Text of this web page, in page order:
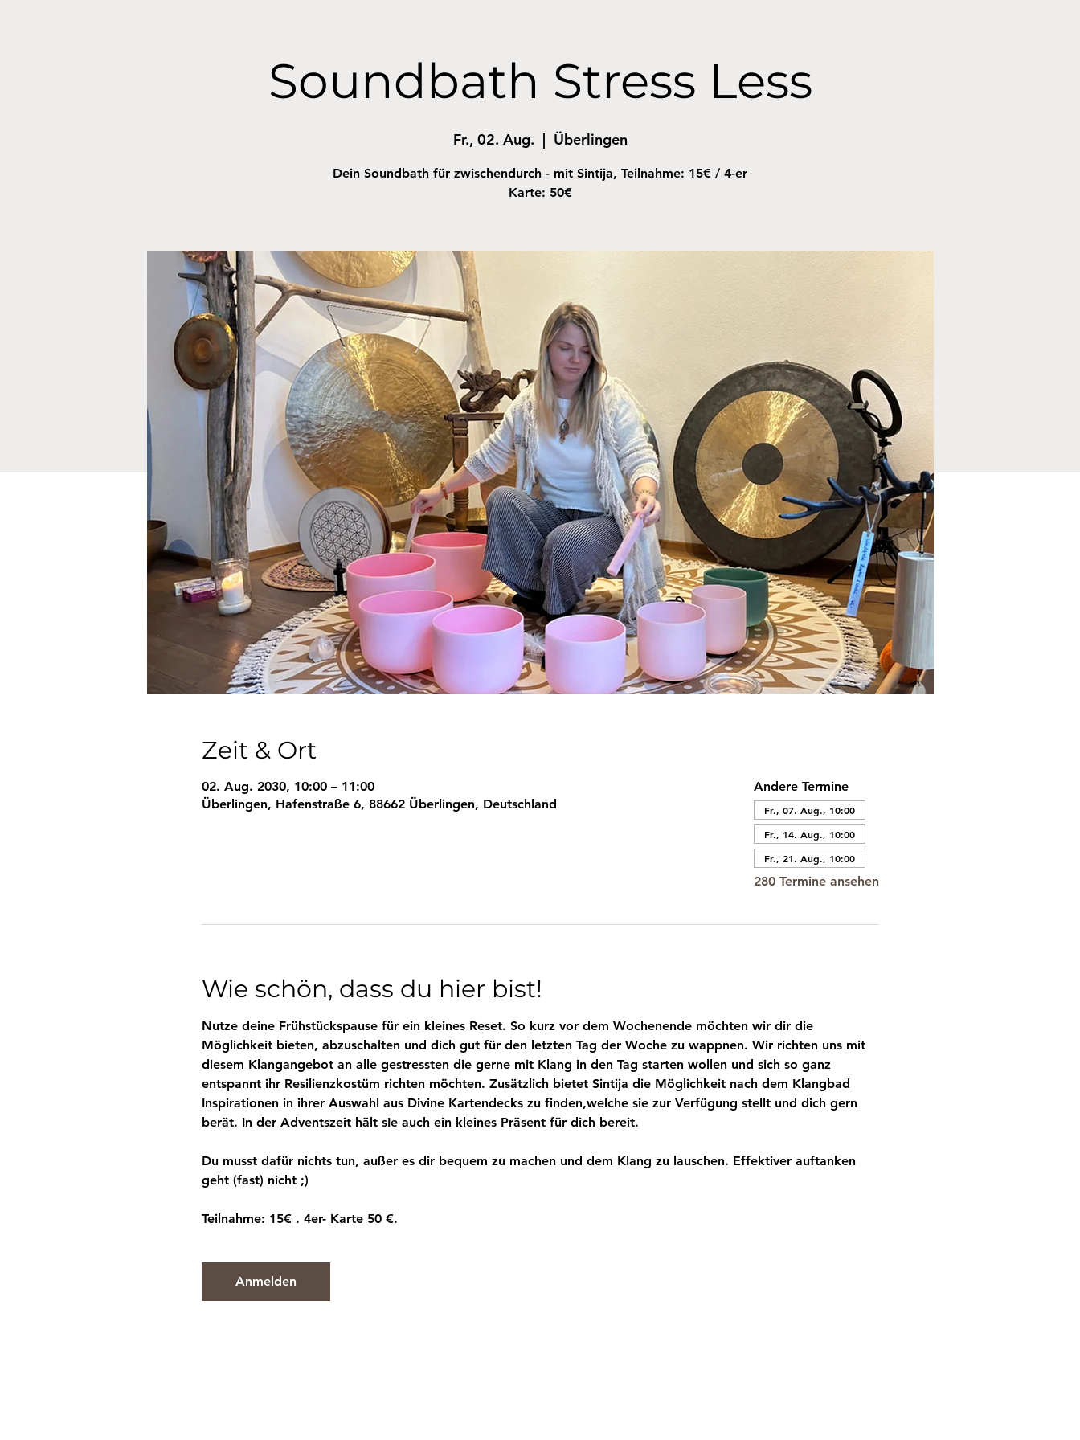
Soundbath Stress Less
Fr., 02. Aug.
  |
Überlingen
Dein Soundbath für zwischendurch - mit Sintija, Teilnahme: 15€ / 4-er
Karte: 50€
Zeit & Ort
02. Aug. 2030, 10:00 – 11:00
Überlingen, Hafenstraße 6, 88662 Überlingen, Deutschland
Andere Termine
Fr., 07. Aug., 10:00
Fr., 14. Aug., 10:00
Fr., 21. Aug., 10:00
280 Termine ansehen
Wie schön, dass du hier bist!
Nutze deine Frühstückspause für ein kleines Reset. So kurz vor dem Wochenende möchten wir dir die
Möglichkeit bieten, abzuschalten und dich gut für den letzten Tag der Woche zu wappnen. Wir richten uns mit
diesem Klangangebot an alle gestressten die gerne mit Klang in den Tag starten wollen und sich so ganz
entspannt ihr Resilienzkostüm richten möchten. Zusätzlich bietet Sintija die Möglichkeit nach dem Klangbad
Inspirationen in ihrer Auswahl aus Divine Kartendecks zu finden,welche sie zur Verfügung stellt und dich gern
berät. In der Adventszeit hält sIe auch ein kleines Präsent für dich bereit.
Du musst dafür nichts tun, außer es dir bequem zu machen und dem Klang zu lauschen. Effektiver auftanken
geht (fast) nicht ;)
Teilnahme: 15€ . 4er- Karte 50 €.
Anmelden